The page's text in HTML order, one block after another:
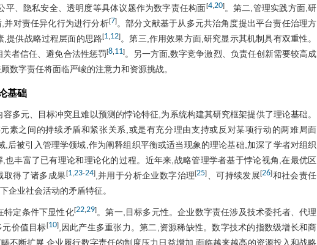
平、隐私安全、透明度等具体议题作为数字责任构面[4, 20]。第二,管理实践方面,研
并对责任异化行为进行分析[7]。部分文献基于从多元共治角度提出平台责任治理方
,提供战略过程层面的思路[1 12]。第三,作用效果方面,研究显示其机制具有双重性。
者信任、避免合法性惩罚[8, 11]。另一方面,数字竞争激烈、负责任创新需要较高成
数字责任将面临严峻的注意力和资源挑战。
基础
多元、目标冲突且难以预测的悖论特征,为系统构建其研究框架提供了理论基础。
素之间的持续矛盾和紧张关系,或是有充分理由支持或反对某项行动的两难局面
,后被引入管理学领域,作为阐释组织平衡或适当现象的理论基础,加深了学者对组织
也丰富了已有理论和理论化的过程。近年来,战略管理学者基于悖论视角,在最优区
取得了诸多成果[1 23-24],并用于分析企业数字治理[25] 、可持续发展[26]和社会责任
企业社会活动的矛盾特征。
特定条件下显性化[22, 29]。第一,目标多元性。企业数字责任涉及技术委托者、代理
价值目标[10],因此产生多重张力。第二,资源稀缺性。数字技术的指数级增长和商
不断扩展,企业履行数字责任的制度压力日益增加,面临越来越高的资源投入和战略